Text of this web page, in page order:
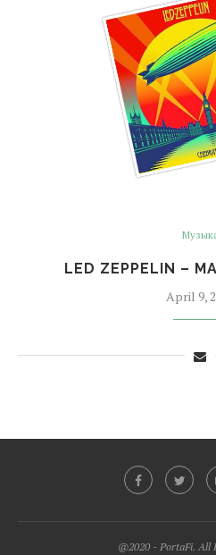
LED ZEPPELIN –
April 9,
@2020 - PortaFi. All